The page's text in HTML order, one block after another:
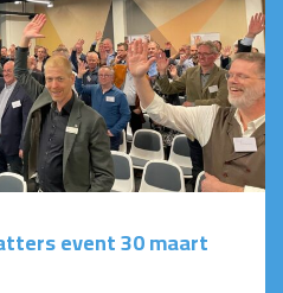
event 30 maart